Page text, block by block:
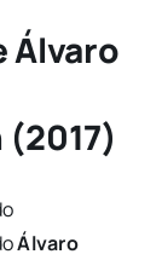
Álvaro
Álvaro